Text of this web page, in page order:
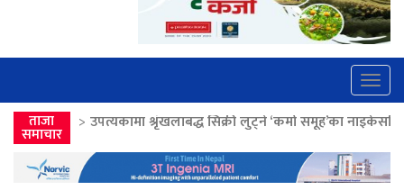
ताजा
समाचार
श्रृंखलाबद्ध सिक्री लुट्ने ‘कर्मा समूह’का नाइकेसहित पाँच पक्राउ >>